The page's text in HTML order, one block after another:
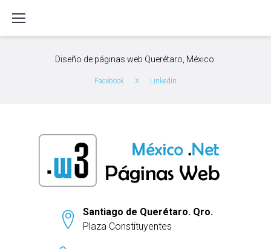
i
Diseño de páginas web Querétaro, México.
Facebook X LinkedIn
Santiago de Querétaro. Qro.
Plaza Constituyentes